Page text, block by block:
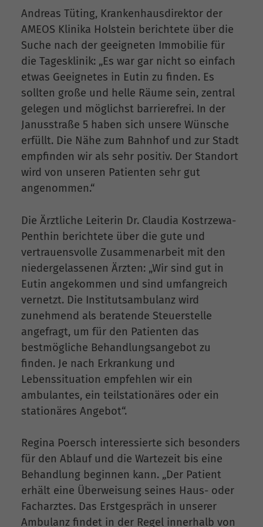
Andreas Tüting, Krankenhausdirektor der
AMEOS Klinika Holstein berichtete über die
Suche nach der geeigneten Immobilie für
die Tagesklinik: „Es war gar nicht so einfach
etwas Geeignetes in Eutin zu finden. Es
sollten große und helle Räume sein, zentral
gelegen und möglichst barrierefrei. In der
Janusstraße 5 haben sich unsere Wünsche
erfüllt. Die Nähe zum Bahnhof und zur Stadt
empfinden wir als sehr positiv. Der Standort
wird von unseren Patienten sehr gut
angenommen.“
Die Ärztliche Leiterin Dr. Claudia Kostrzewa-
Penthin berichtete über die gute und
vertrauensvolle Zusammenarbeit mit den
niedergelassenen Ärzten: „Wir sind gut in
Eutin angekommen und sind umfangreich
vernetzt. Die Institutsambulanz wird
zunehmend als beratende Steuerstelle
angefragt, um für den Patienten das
bestmögliche Behandlungsangebot zu
finden. Je nach Erkrankung und
Lebenssituation empfehlen wir ein
ambulantes, ein teilstationäres oder ein
stationäres Angebot“.
Regina Poersch interessierte sich besonders
für den Ablauf und die Wartezeit bis eine
Behandlung beginnen kann. „Der Patient
erhält eine Überweisung seines Haus- oder
Facharztes. Das Erstgespräch in unserer
Ambulanz findet in der Regel innerhalb von